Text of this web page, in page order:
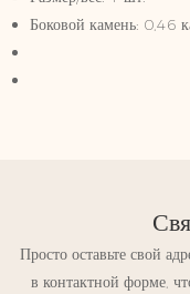
Боковой камень: 0,46
Просто оставьте свой
в контактной форме,